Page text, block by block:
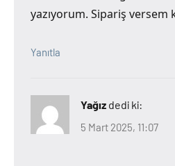
yazıyorum. Sipariş versem
Yanıtla
Yağız dedi ki:
5 Mart 2025, 11:07